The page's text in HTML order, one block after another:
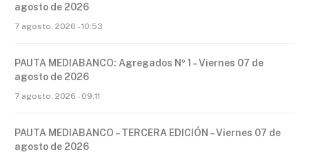
agosto de 2026
7 agosto, 2026 - 10:53
PAUTA MEDIABANCO: Agregados Nº 1 – Viernes 07 de
agosto de 2026
7 agosto, 2026 - 09:11
PAUTA MEDIABANCO – TERCERA EDICIÓN – Viernes 07 de
agosto de 2026